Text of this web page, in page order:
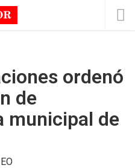
ordenó
de
municipal de
EO